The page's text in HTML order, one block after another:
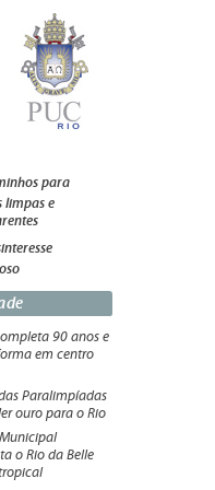
para
limpas e
90 anos e
em centro
Paralimpíadas
ouro para o Rio
o Rio da Belle